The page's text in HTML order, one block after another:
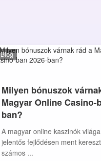
Blog
Milyen bónuszok
Magyar Online Casino-
ban?
A magyar online kaszinók
jelentős fejlődésen ment
számos ...